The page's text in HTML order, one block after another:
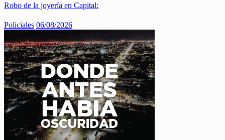
Robo de la joyería en Capital:
Policiales 06/08/2026